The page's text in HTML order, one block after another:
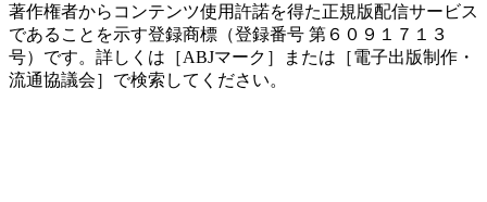
著作権者からコンテンツ使用許諾を得た正規版配信サービス
であることを示す登録商標（登録番号 第６０９１７１３
号）です。詳しくは［ABJマーク］または［電子出版制作・
流通協議会］で検索してください。